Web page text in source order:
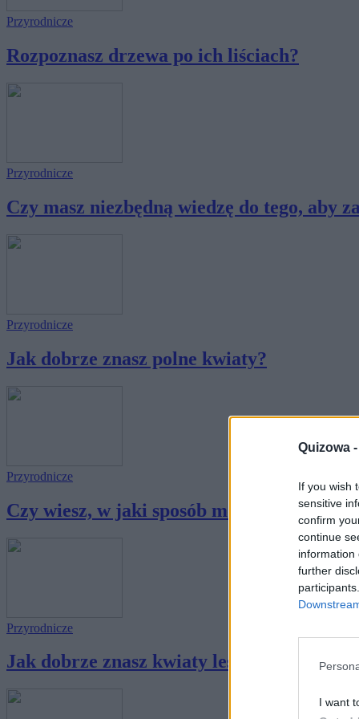
Quizowa -
If you wish
sensitive
confirm
continue
information
further
I want
Przyrodnicze
Rozpoznasz drzewa po ich liściach?
Przyrodnicze
Czy masz niezbędną wiedzę do tego, aby
Przyrodnicze
Jak dobrze znasz polne kwiaty?
Przyrodnicze
Czy wiesz, w jaki sposób możemy
Przyrodnicze
Jak dobrze znasz kwiaty leśne?